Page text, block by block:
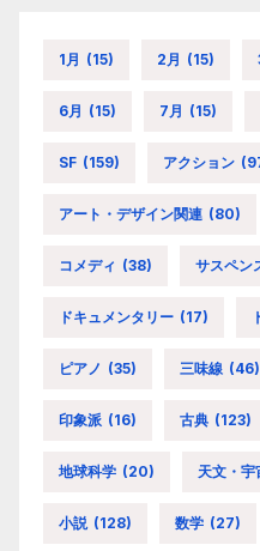
1月 (15) 2月 (15)
6月 (15) 7月 (15)
SF (159) アクション
アート・デザイン関連 (80)
コメディ (38) サスペン
ドキュメンタリー (17)
ピアノ (35) 三味線 (46)
印象派 (16) 古典 (123)
地球科学 (20) 天文・宇
小説 (128) 数学 (27)